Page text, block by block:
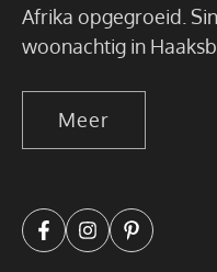
Afrika opgegroeid.
woonachtig in
Meer